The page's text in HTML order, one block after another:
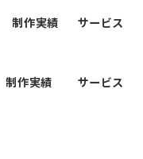
制作実績 サービス
制作実績 サービス